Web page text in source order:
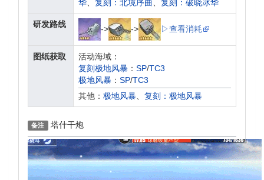
华
复刻：北境序曲 复刻：破晓冰华
研发路线 -> -> ▷查看消耗
图纸获取
活动海域：
复刻极地风暴 ： SP/TC3
极地风暴 ： SP/TC3
其他： 极地风暴 复刻：极地风暴
备注 塔什干炮